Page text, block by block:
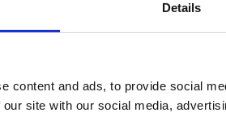
Details
content and ads, to provide social
site with our social media,